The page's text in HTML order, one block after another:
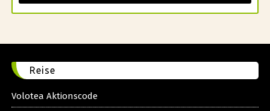
Reise
Volotea Aktionscode